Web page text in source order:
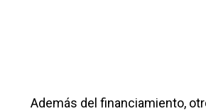
Además del financiamiento,